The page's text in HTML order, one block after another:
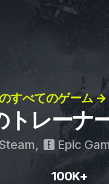
すべてのゲーム →
レーナ
, Epic
100K+